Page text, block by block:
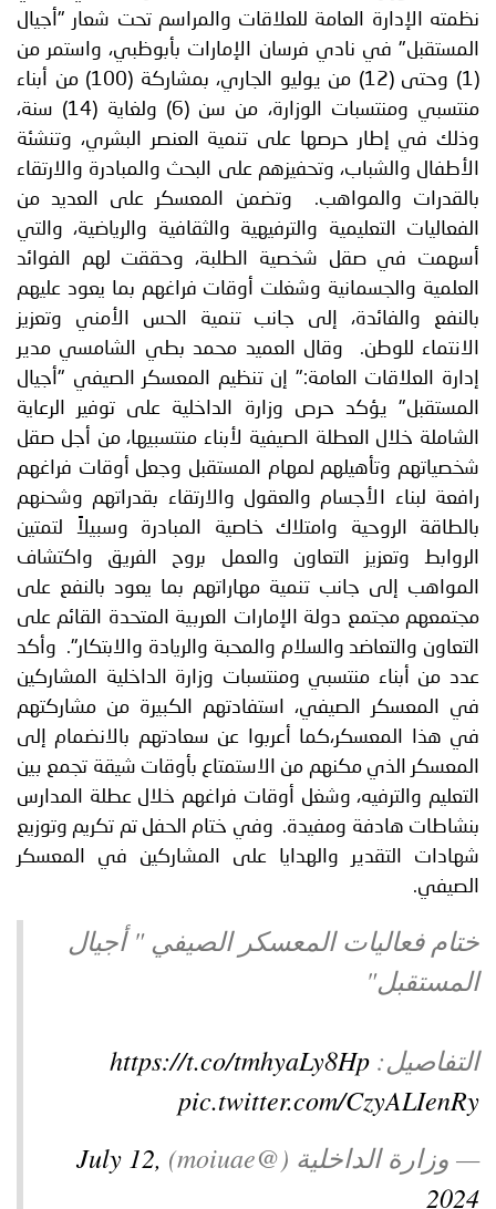
بنا
نظمته الإدارة العامة للعلاقات والمراسم تحت شعار "أجيال
المستقبل" في نادي فرسان الإمارات بأبوظبي، واستمر من
(1) وحتى (12) من يوليو الجاري، بمشاركة (100) من أبناء
منتسبي ومنتسبات الوزارة، من سن (6) ولغاية (14) سنة،
وذلك في إطار حرصها على تنمية العنصر البشري، وتنشئة
الأطفال والشباب، وتحفيزهم على البحث والمبادرة والارتقاء
بالقدرات والمواهب. وتضمن المعسكر على العديد من
الفعاليات التعليمية والترفيهية والثقافية والرياضية، والتي
أسهمت في صقل شخصية الطلبة، وحققت لهم الفوائد
العلمية والجسمانية وشغلت أوقات فراغهم بما يعود عليهم
بالنفع والفائدة، إلى جانب تنمية الحس الأمني وتعزيز
الانتماء للوطن. وقال العميد محمد بطي الشامسي مدير
إدارة العلاقات العامة:" إن تنظيم المعسكر الصيفي "أجيال
المستقبل" يؤكد حرص وزارة الداخلية على توفير الرعاية
الشاملة خلال العطلة الصيفية لأبناء منتسبيها، من أجل صقل
شخصياتهم وتأهيلهم لمهام المستقبل وجعل أوقات فراغهم
رافعة لبناء الأجسام والعقول والارتقاء بقدراتهم وشحنهم
بالطاقة الروحية وامتلاك خاصية المبادرة وسبيلاً لتمتين
الروابط وتعزيز التعاون والعمل بروح الفريق واكتشاف
المواهب إلى جانب تنمية مهاراتهم بما يعود بالنفع على
مجتمعهم مجتمع دولة الإمارات العربية المتحدة القائم على
التعاون والتعاضد والسلام والمحبة والريادة والابتكار". وأكد
عدد من أبناء منتسبي ومنتسبات وزارة الداخلية المشاركين
في المعسكر الصيفي، استفادتهم الكبيرة من مشاركتهم
في هذا المعسكر،كما أعربوا عن سعادتهم بالانضمام إلى
المعسكر الذي مكنهم من الاستمتاع بأوقات شيقة تجمع بين
التعليم والترفيه، وشغل أوقات فراغهم خلال عطلة المدارس
بنشاطات هادفة ومفيدة. وفي ختام الحفل تم تكريم وتوزيع
شهادات التقدير والهدايا على المشاركين في المعسكر
الصيفي.
ختام فعاليات المعسكر الصيفي " أجيال
المستقبل"
التفاصيل: https://t.co/tmhyaLy8Hp
pic.twitter.com/CzyALIenRy
— وزارة الداخلية (@moiuae)
July 12,
2024